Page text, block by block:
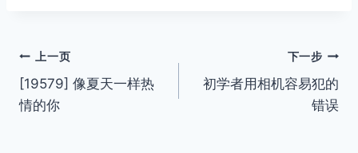
文
章
上一页
[19579] 像夏天一样热
情的你
下一步
初学者用相机容易犯的
错误